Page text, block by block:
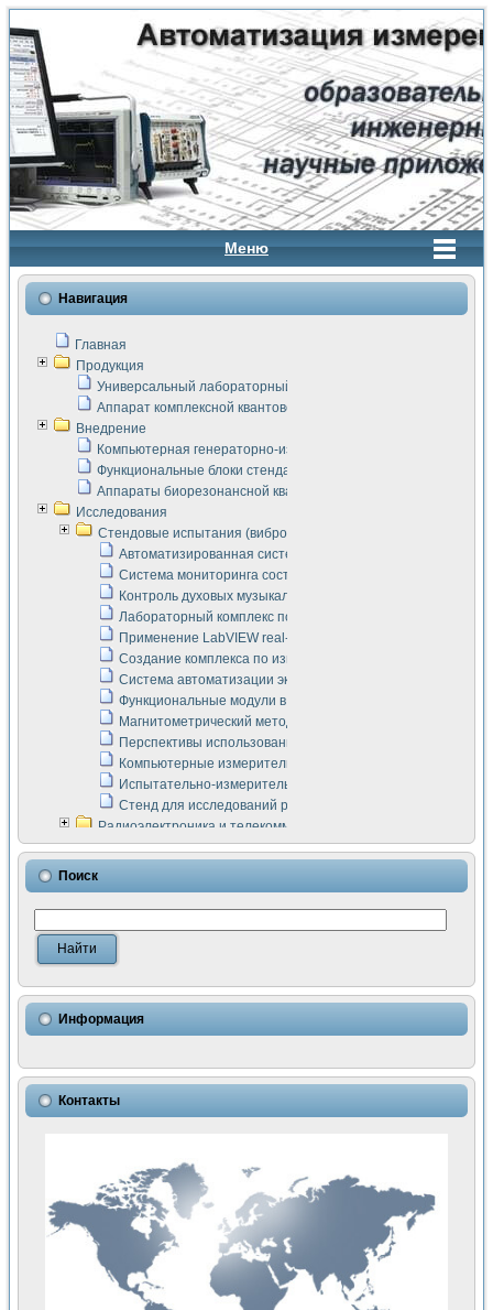
Меню
Навигация
Главная
Продукция
Универсальный лабораторный стенд "Сигнал-USB"
Аппарат комплексной квантовой терапии Интроскан
Внедрение
Компьютерная генераторно-измерительная система
Функциональные блоки стенда "Сигнал-USB"
Аппараты биорезонансной квантовой терапии серии СКАН
Исследования
Стендовые испытания (виброакустика, тензометрия и т.п.)
Автоматизированная система измерения параметров
Система мониторинга состояния тяговых
Контроль духовых музыкальных инструментов
Лабораторный комплекс по исследованию элементной
Применение LabVIEW real-time module для
Создание комплекса по измерению скорости подвижного
Система автоматизации экспериментальных
Функциональные модули в стандарте Nl SCXI для
Магнитометрический метод в дефектоскопии сварных
Перспективы использования машинного зрения в
Компьютерные измерительные системы для
Испытательно-измерительный комплекс аппаратуры для
Стенд для исследований рабочих процессов ДВС в
Радиоэлектроника и телекоммуникации
LabVIEW в расчетах радиолиний систем передачи данных
Аппаратно-программный комплекс для исследования
Виртуальный лабораторный стенд для исследования
Измерение шумовых параметров операционных
Измерительный преобразователь на основе цифровой
Использование NI LabVIEW для математического
Исследовние возможности создания измерителя ВАХ
Математическое моделирование генератора сигналов -
Применение осциллографического модуля с высоким
Симуляция отклика импульсного радиолокационного
Автоматизация формирования уравнений состояния для
Разработка автоматизированного стенда для измерения
Применение среды LabVIEW для построения картины
Портативная система для определения показателей
Использование LabVIEW для управления источником
Устройство для снятия вольт-амперных характеристик
Передовые научные технологии: нано-, фемто-,
Автоматизированная установка по измерению временных
Поиск
Информация
Контакты